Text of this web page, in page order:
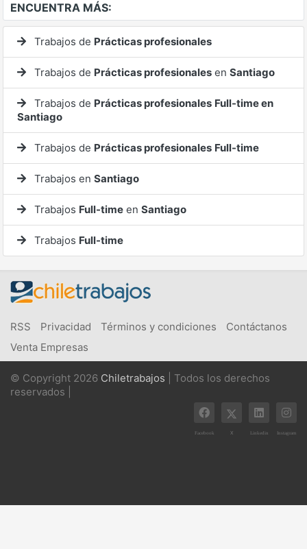
ENCUENTRA MÁS:
Trabajos de Prácticas profesionales
Trabajos de Prácticas profesionales en Santiago
Trabajos de Prácticas profesionales Full-time en
Santiago
Trabajos de Prácticas profesionales Full-time
Trabajos en Santiago
Trabajos Full-time en Santiago
Trabajos Full-time
RSS Privacidad Términos y condiciones
Contáctanos
Venta Empresas
© Copyright 2026 Chiletrabajos | Todos los derechos
reservados |
Facebook X Linkedin Instagram